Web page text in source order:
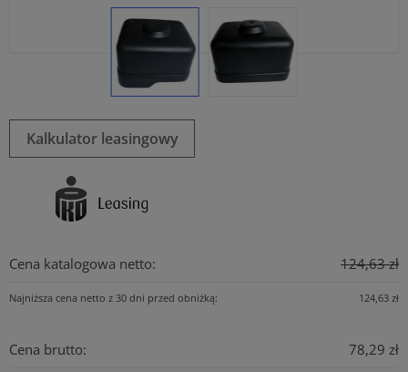
Kalkulator leasingowy
Cena katalogowa netto: 124,63 zł
Najniższa cena netto z 30 dni przed obniżką: 124,63 zł
Cena brutto: 78,29 zł